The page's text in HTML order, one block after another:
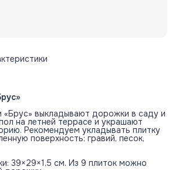
«Брус» выкладывают дорожки в саду и
на летней террасе и украшают
Рекомендуем укладывать плитку
поверхность: гравий, песок,
39×29×1,5 см. Из 9 плиток можно